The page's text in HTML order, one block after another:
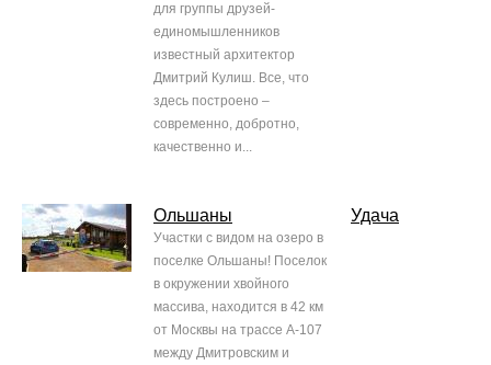
для группы друзей-
единомышленников
известный архитектор
Дмитрий Кулиш. Все, что
здесь построено –
современно, добротно,
качественно и...
Ольшаны
Участки с видом на озеро в
поселке Ольшаны! Поселок
в окружении хвойного
массива, находится в 42 км
от Москвы на трассе А-107
между Дмитровским и
Удача